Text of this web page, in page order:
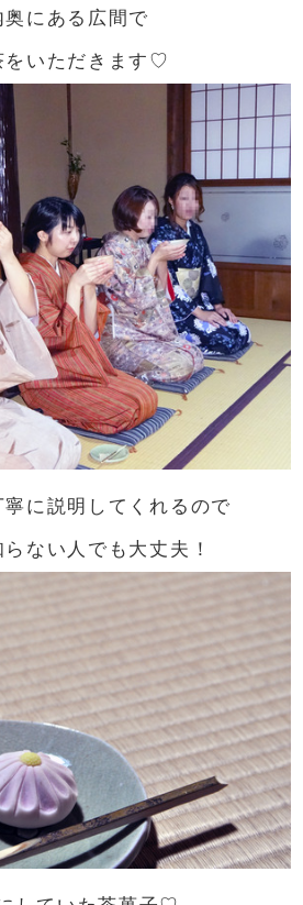
奥にある広間で
をいただきます♡
に説明してくれるので
ない人でも大丈夫！